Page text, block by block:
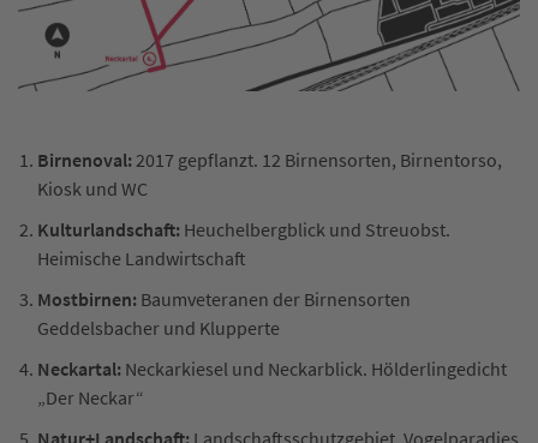
Birnenoval: 2017 gepflanzt. 12 Birnensorten, Birnentorso,
Kiosk und WC
Kulturlandschaft: Heuchelbergblick und Streuobst.
Heimische Landwirtschaft
Mostbirnen: Baumveteranen der Birnensorten
Geddelsbacher und Klupperte
Neckartal: Neckarkiesel und Neckarblick. Hölderlingedicht
„Der Neckar“
Natur+Landschaft: Landschaftsschutzgebiet. Vogelparadies